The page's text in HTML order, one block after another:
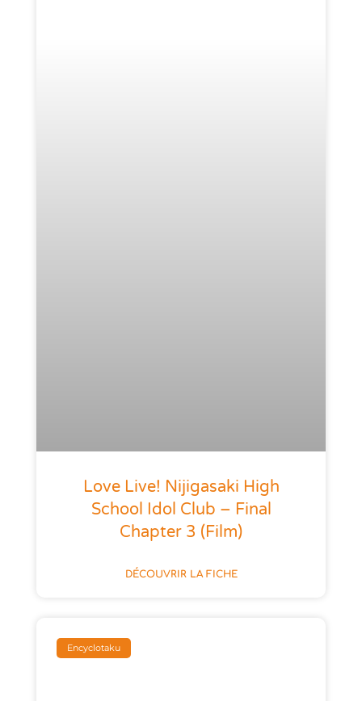
Love Live! Nijigasaki High
School Idol Club – Final
Chapter 3 (Film)
DÉCOUVRIR LA FICHE
Encyclotaku